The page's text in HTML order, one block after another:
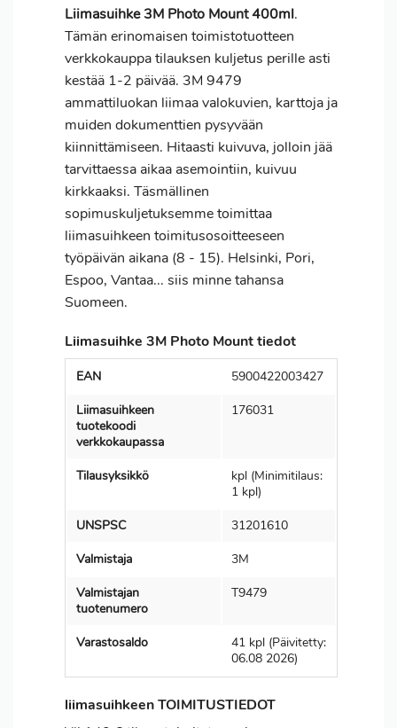
Liimasuihke 3M Photo Mount 400ml.
Tämän erinomaisen toimistotuotteen
verkkokauppa tilauksen kuljetus perille asti
kestää 1-2 päivää. 3M 9479
ammattiluokan liimaa valokuvien, karttoja ja
muiden dokumenttien pysyvään
kiinnittämiseen. Hitaasti kuivuva, jolloin jää
tarvittaessa aikaa asemointiin, kuivuu
kirkkaaksi. Täsmällinen
sopimuskuljetuksemme toimittaa
liimasuihkeen toimitusosoitteeseen
työpäivän aikana (8 - 15). Helsinki, Pori,
Espoo, Vantaa... siis minne tahansa
Suomeen.
Liimasuihke 3M Photo Mount tiedot
EAN
5900422003427
Liimasuihkeen
tuotekoodi
verkkokaupassa
176031
Tilausyksikkö
kpl (Minimitilaus:
1 kpl)
UNSPSC
31201610
Valmistaja
3M
Valmistajan
tuotenumero
T9479
Varastosaldo
41 kpl (Päivitetty:
06.08 2026)
liimasuihkeen TOIMITUSTIEDOT